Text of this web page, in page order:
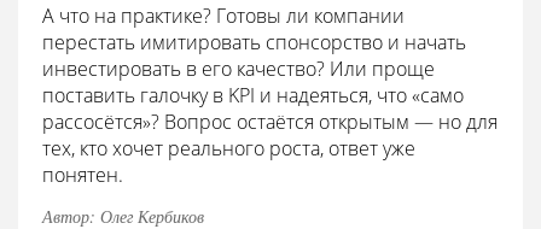
А что на практике? Готовы ли компании
перестать имитировать спонсорство и начать
инвестировать в его качество? Или проще
поставить галочку в KPI и надеяться, что «само
рассосётся»? Вопрос остаётся открытым — но для
тех, кто хочет реального роста, ответ уже
понятен.
Автор: Олег Кербиков